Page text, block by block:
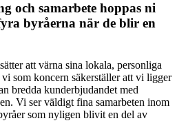
och samarbete hoppas ni
byråerna när de blir en
att värna sina lokala, personliga
som koncern säkerställer att vi ligger
bredda kunderbjudandet med
Vi ser väldigt fina samarbeten inom
som nyligen blivit en del av